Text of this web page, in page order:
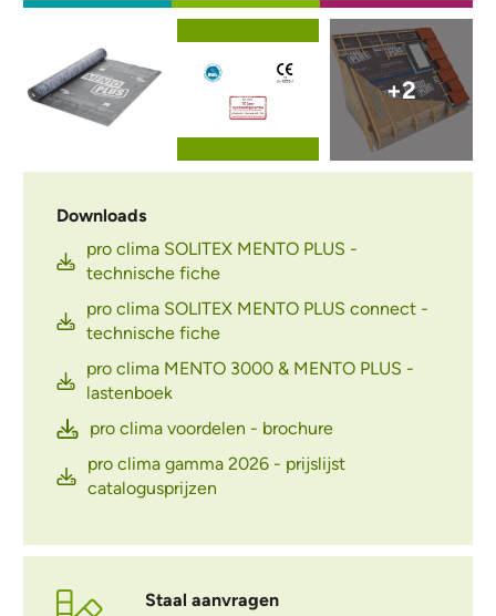
Afbeelding
+2
Downloads
pro clima SOLITEX MENTO PLUS -
technische fiche
pro clima SOLITEX MENTO PLUS connect -
technische fiche
pro clima MENTO 3000 & MENTO PLUS -
lastenboek
pro clima voordelen - brochure
pro clima gamma 2026 - prijslijst
catalogusprijzen
Staal aanvragen